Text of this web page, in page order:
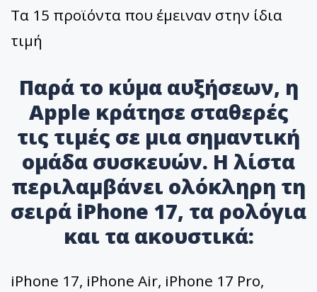
Τα 15 προϊόντα που έμειναν στην ίδια
τιμή
Παρά το κύμα αυξήσεων, η
Apple κράτησε σταθερές
τις τιμές σε μια σημαντική
ομάδα συσκευών. Η λίστα
περιλαμβάνει ολόκληρη τη
σειρά iPhone 17, τα ρολόγια
και τα ακουστικά:
iPhone 17, iPhone Air, iPhone 17 Pro,